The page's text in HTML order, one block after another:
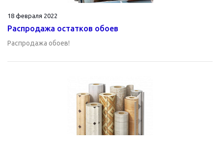
18 февраля 2022
Распродажа остатков обоев
Распродажа обоев!